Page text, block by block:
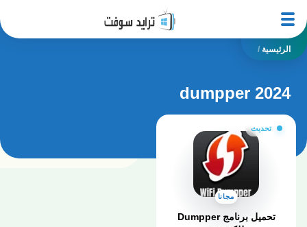
الرئيسية /
dumpper 2024
تحديث
مجانا
تحميل برنامج Dumpper